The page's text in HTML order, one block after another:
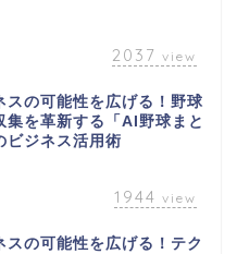
2037 view
スの可能性を広げる！野球
集を革新する「AI野球まと
ビジネス活用術
1944 view
スの可能性を広げる！テク